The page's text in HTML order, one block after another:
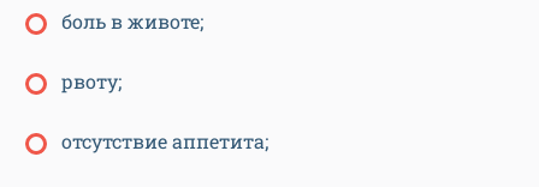
боль в животе;
рвоту;
отсутствие аппетита;